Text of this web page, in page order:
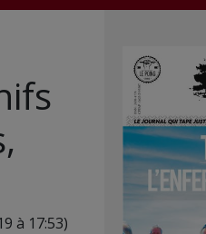
à 17:53)